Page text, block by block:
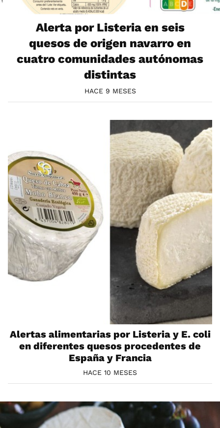
Alerta por Listeria en seis
quesos de origen navarro en
cuatro comunidades autónomas
distintas
HACE 9 MESES
Alertas alimentarias por Listeria y E. coli
en diferentes quesos procedentes de
España y Francia
HACE 10 MESES